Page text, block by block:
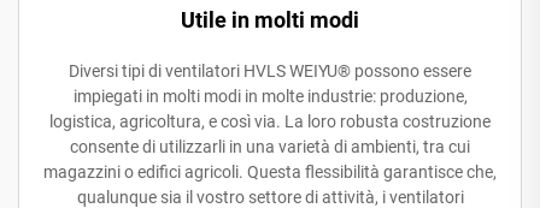
Utile in molti modi
Diversi tipi di ventilatori HVLS WEIYU® possono essere
impiegati in molti modi in molte industrie: produzione,
logistica, agricoltura, e così via. La loro robusta costruzione
consente di utilizzarli in una varietà di ambienti, tra cui
magazzini o edifici agricoli. Questa flessibilità garantisce che,
qualunque sia il vostro settore di attività, i ventilatori